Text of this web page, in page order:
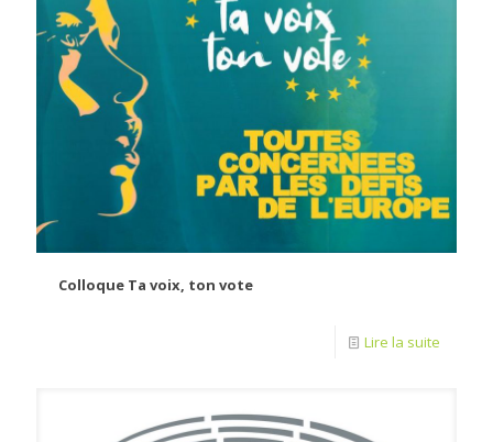
Colloque Ta voix, ton vote
Lire la suite